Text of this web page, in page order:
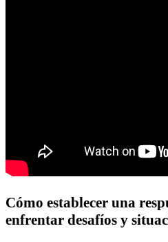
Cómo establecer una
enfrentar desafíos y